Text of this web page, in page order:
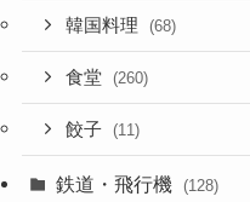
韓国料理 (68)
食堂 (260)
餃子 (11)
鉄道・飛行機 (128)